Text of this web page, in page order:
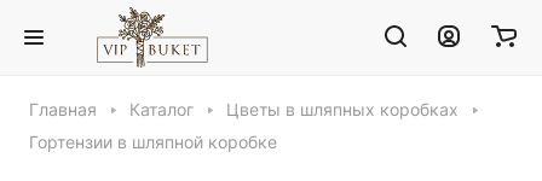
Главная Каталог
Цветы в шляпных коробках
Гортензии в шляпной коробке